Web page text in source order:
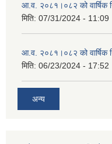
आ.व. २०८१।०८२ को वार्षिक
मिति: 07/31/2024 - 11:09
आ.व. २०८१।०८२ को वार्षिक
मिति: 06/23/2024 - 17:52
अन्य